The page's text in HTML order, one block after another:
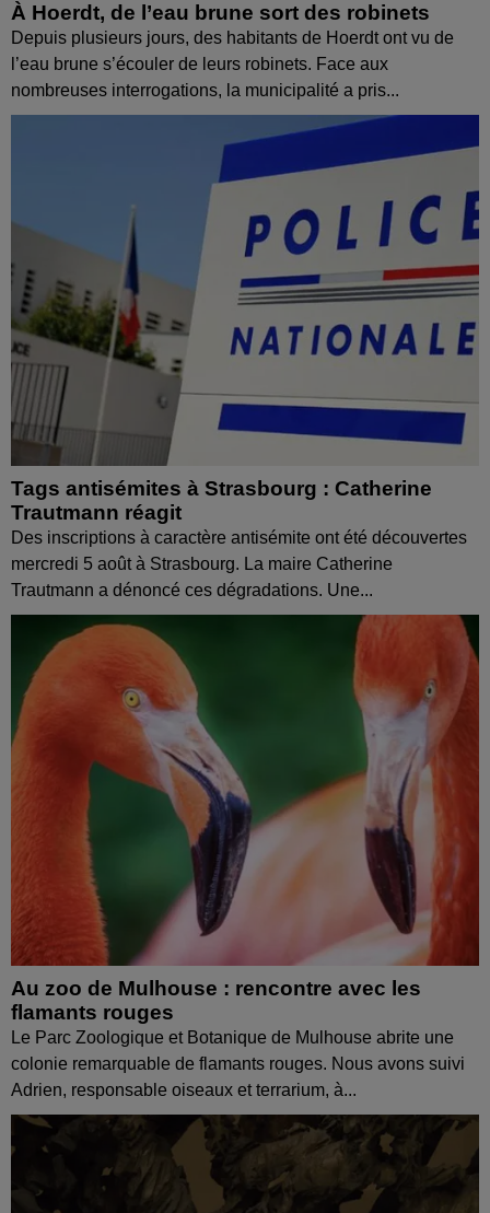
À Hoerdt, de l’eau brune sort des robinets
Depuis plusieurs jours, des habitants de Hoerdt ont vu de
l’eau brune s’écouler de leurs robinets. Face aux
nombreuses interrogations, la municipalité a pris...
Tags antisémites à Strasbourg : Catherine
Trautmann réagit
Des inscriptions à caractère antisémite ont été découvertes
mercredi 5 août à Strasbourg. La maire Catherine
Trautmann a dénoncé ces dégradations. Une...
Au zoo de Mulhouse : rencontre avec les
flamants rouges
Le Parc Zoologique et Botanique de Mulhouse abrite une
colonie remarquable de flamants rouges. Nous avons suivi
Adrien, responsable oiseaux et terrarium, à...